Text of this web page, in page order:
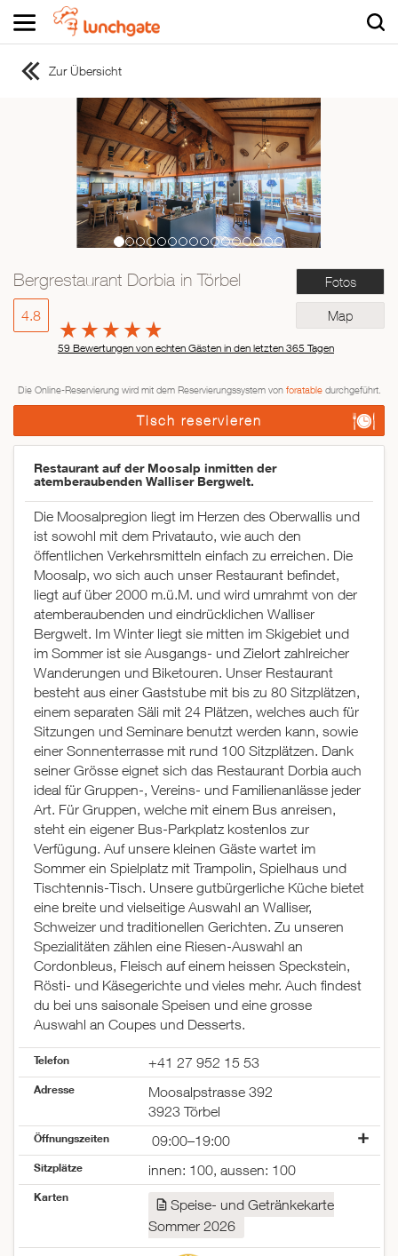
ZUR STARTSEITE
ZUR RESTAURANTSUCHE
Italienisch
Französisch
Traditionell
Mexikanisch
Spanisch
Zur Übersicht
Fotos
Map
Bergrestaurant Dorbia in Törbel
4.8
59 Bewertungen von echten Gästen in den letzten 365 Tagen
Die Online-Reservierung wird mit dem Reservierungssystem von foratabledurchgeführt.
Tisch reservieren
Restaurant auf der Moosalp inmitten der
atemberaubenden Walliser Bergwelt.
Die Moosalpregion liegt im Herzen des Oberwallis und
ist sowohl mit dem Privatauto, wie auch den
öffentlichen Verkehrsmitteln einfach zu erreichen. Die
Moosalp, wo sich auch unser Restaurant befindet,
liegt auf über 2000 m.ü.M. und wird umrahmt von der
atemberaubenden und eindrücklichen Walliser
Bergwelt. Im Winter liegt sie mitten im Skigebiet und
im Sommer ist sie Ausgangs- und Zielort zahlreicher
Wanderungen und Biketouren. Unser Restaurant
besteht aus einer Gaststube mit bis zu 80 Sitzplätzen,
einem separaten Säli mit 24 Plätzen, welches auch für
Sitzungen und Seminare benutzt werden kann, sowie
einer Sonnenterrasse mit rund 100 Sitzplätzen. Dank
seiner Grösse eignet sich das Restaurant Dorbia auch
ideal für Gruppen-, Vereins- und Familienanlässe jeder
Art. Für Gruppen, welche mit einem Bus anreisen,
steht ein eigener Bus-Parkplatz kostenlos zur
Verfügung. Auf unsere kleinen Gäste wartet im
Sommer ein Spielplatz mit Trampolin, Spielhaus und
Tischtennis-Tisch. Unsere gutbürgerliche Küche bietet
eine breite und vielseitige Auswahl an Walliser,
Schweizer und traditionellen Gerichten. Zu unseren
Spezialitäten zählen eine Riesen-Auswahl an
Cordonbleus, Fleisch auf einem heissen Speckstein,
Rösti- und Käsegerichte und vieles mehr. Auch findest
du bei uns saisonale Speisen und eine grosse
Auswahl an Coupes und Desserts.
Telefon +41 27 952 15 53
Adresse
Moosalpstrasse 392
3923 Törbel
Öffnungszeiten
09:00–19:00
Montag
Mittwoch
09:00–19:00
09:00–19:00
09:00–19:00
09:00–19:00
Sitzplätze innen: 100, aussen: 100
Karten
Speise- und Getränkekarte
Sommer 2026